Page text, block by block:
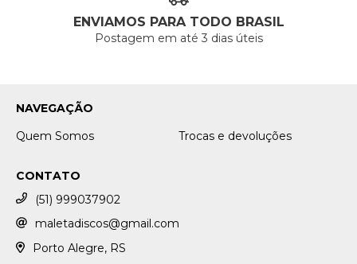
ENVIAMOS PARA TODO BRASIL
Postagem em até 3 dias úteis
NAVEGAÇÃO
Quem Somos
Trocas e devoluções
CONTATO
(51) 999037902
maletadiscos@gmail.com
Porto Alegre, RS